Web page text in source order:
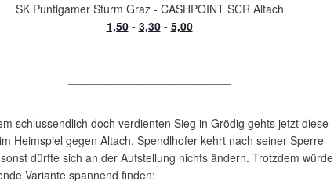
SK Puntigamer Sturm Graz - CASHPOINT SCR Altach
1,50- 3,30- 5,00
schlussendlich doch verdienten Sieg in Grödig gehts jetzt diese
Heimspiel gegen Altach. Spendlhofer kehrt nach seiner Sperre
dürfte sich an der Aufstellung nichts ändern. Trotzdem würde
Variante spannend finden: